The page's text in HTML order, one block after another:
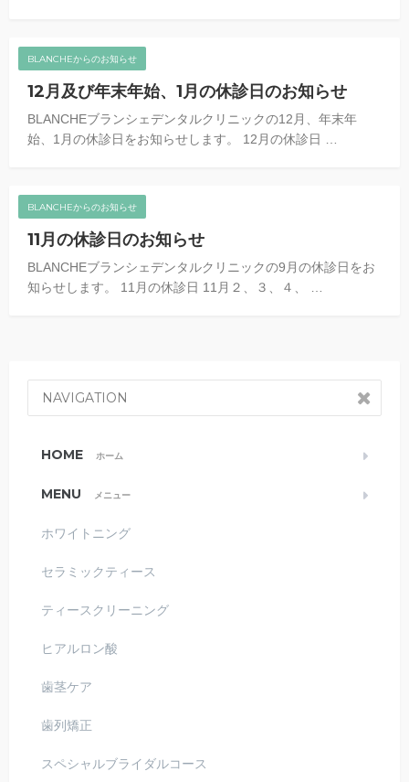
BLANCHEからのお知らせ
12月及び年末年始、1月の休診日のお知らせ
BLANCHEブランシェデンタルクリニックの12月、年末年
始、1月の休診日をお知らせします。 12月の休診日 …
BLANCHEからのお知らせ
11月の休診日のお知らせ
BLANCHEブランシェデンタルクリニックの9月の休診日をお
知らせします。 11月の休診日 11月２、３、４、 …
NAVIGATION
HOME ホーム
MENU メニュー
ホワイトニング
セラミックティース
ティースクリーニング
ヒアルロン酸
歯茎ケア
歯列矯正
スペシャルブライダルコース